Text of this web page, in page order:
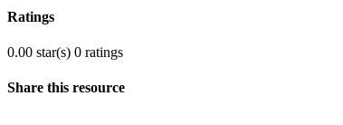
Ratings
0.00 star(s) 0 ratings
Share this resource